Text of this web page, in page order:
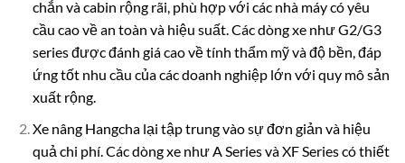
chắn và cabin rộng rãi, phù hợp với các nhà máy có yêu
cầu cao về an toàn và hiệu suất. Các dòng xe như G2/G3
series được đánh giá cao về tính thẩm mỹ và độ bền, đáp
ứng tốt nhu cầu của các doanh nghiệp lớn với quy mô sản
xuất rộng.
Xe nâng Hangcha lại tập trung vào sự đơn giản và hiệu
quả chi phí. Các dòng xe như A Series và XF Series có thiết